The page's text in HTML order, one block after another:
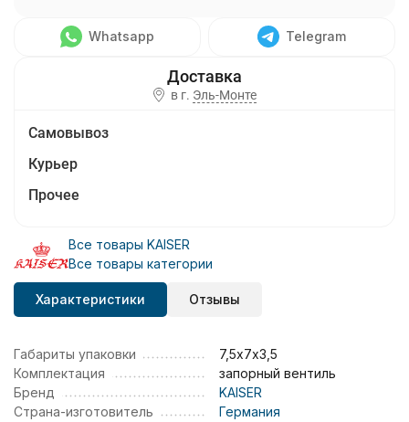
Whatsapp Telegram
в г. Эль-Монте
Самовывоз
Курьер
Прочее
Все товары KAISER
Все товары категории
Характеристики Отзывы
Габариты упаковки
7,5х7х3,5
Комплектация
запорный вентиль
Бренд
KAISER
Страна-изготовитель
Германия